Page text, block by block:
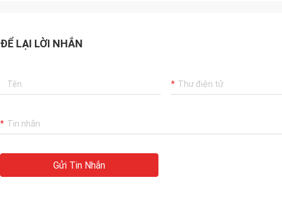
ĐỂ LẠI LỜI NHẮN
Gửi Tin Nhắn